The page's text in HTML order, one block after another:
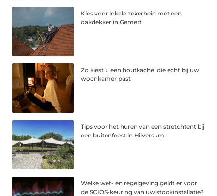
Kies voor lokale zekerheid met een
dakdekker in Gemert
Zo kiest u een houtkachel die echt bij uw
woonkamer past
Tips voor het huren van een stretchtent bij
een buitenfeest in Hilversum
Welke wet- en regelgeving geldt er voor
de SCIOS-keuring van uw stookinstallatie?